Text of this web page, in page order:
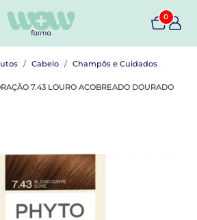
0
Cabelo Champôs e Cuidados
7.43 LOURO ACOBREADO DOURADO